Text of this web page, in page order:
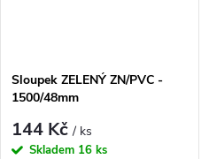
Sloupek ZELENÝ ZN/PVC -
1500/48mm
144 Kč/ ks
Skladem 16 ks